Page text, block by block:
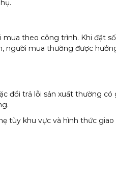
theo công trình. Khi đặt
người mua thường được
đổi trả lỗi sản xuất thường có
tùy khu vực và hình thức giao